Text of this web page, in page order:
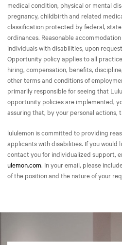
medical condition, physical or mental
pregnancy, childbirth and related
classification protected by federal,
ordinances. Reasonable
individuals with disabilities, upon
Opportunity policy applies to all
hiring, compensation, benefits,
other terms and conditions of
primarily responsible for seeing that
opportunity policies are implemented,
assuring that, by your personal actions,
lululemon is committed to providing
applicants with disabilities. If you would
contact you for individualized support,
ulemon.com. In your email, please
of the position and the nature of your